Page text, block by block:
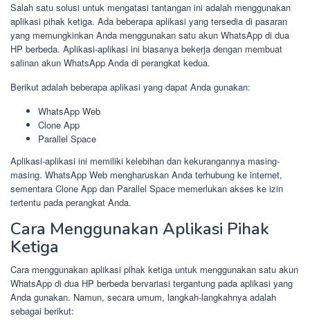
Salah satu solusi untuk mengatasi tantangan ini adalah menggunakan
aplikasi pihak ketiga. Ada beberapa aplikasi yang tersedia di pasaran
yang memungkinkan Anda menggunakan satu akun WhatsApp di dua
HP berbeda. Aplikasi-aplikasi ini biasanya bekerja dengan membuat
salinan akun WhatsApp Anda di perangkat kedua.
Berikut adalah beberapa aplikasi yang dapat Anda gunakan:
WhatsApp Web
Clone App
Parallel Space
Aplikasi-aplikasi ini memiliki kelebihan dan kekurangannya masing-
masing. WhatsApp Web mengharuskan Anda terhubung ke internet,
sementara Clone App dan Parallel Space memerlukan akses ke izin
tertentu pada perangkat Anda.
Cara Menggunakan Aplikasi Pihak
Ketiga
Cara menggunakan aplikasi pihak ketiga untuk menggunakan satu akun
WhatsApp di dua HP berbeda bervariasi tergantung pada aplikasi yang
Anda gunakan. Namun, secara umum, langkah-langkahnya adalah
sebagai berikut: